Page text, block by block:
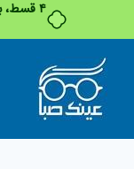
۴ قسط، بدون کارمزد
content